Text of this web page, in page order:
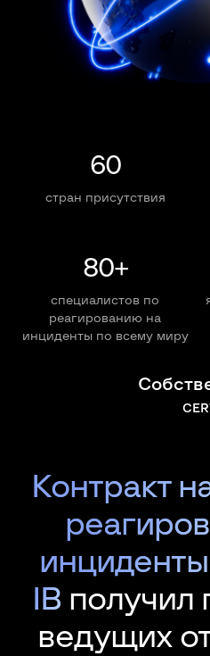
60
стран присутствия
80+
специалистов по
реагированию на
инциденты по всему миру
Контракт
IB получил
ведущих